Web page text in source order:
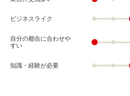
ビジネスライク
自分の都合に合わせや
すい
知識・経験が必要